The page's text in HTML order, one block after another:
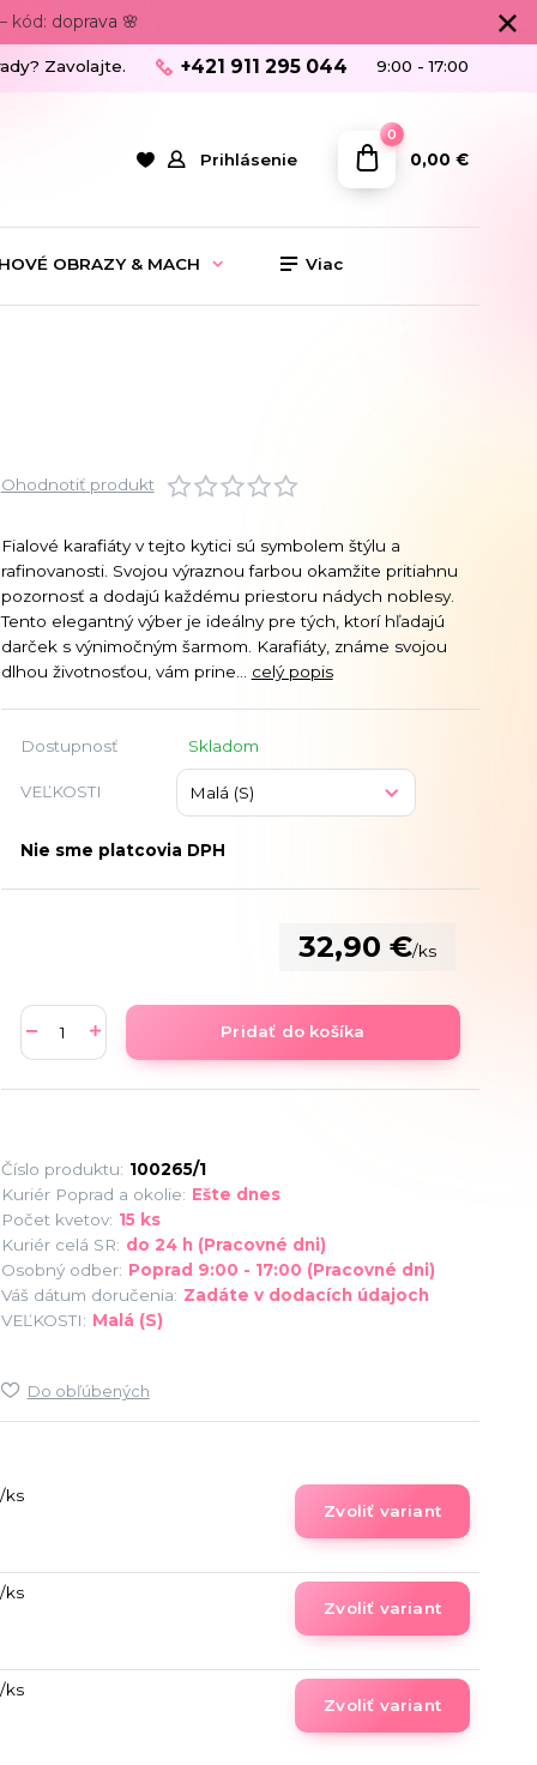
kód: doprava 🌸
Prihlásenie
Zavolajte. +421 911 295 044 9:00 - 17:00
0
0,00 €
OBRAZY & MACH Viac
Ohodnotiť produkt
Fialové karafiáty v tejto kytici sú symbolem štýlu a
rafinovanosti. Svojou výraznou farbou okamžite pritiahnu
pozornosť a dodajú každému priestoru nádych noblesy.
Tento elegantný výber je ideálny pre tých, ktorí hľadajú
darček s výnimočným šarmom. Karafiáty, známe svojou
dlhou životnosťou, vám prine... celý popis
Dostupnosť Skladom
VEĽKOSTI
Nie sme platcovia DPH
32,90 €/ks
Pridať do košíka
Číslo produktu: 100265/1
Kuriér Poprad a okolie: Ešte dnes
Počet kvetov: 15 ks
Kuriér celá SR: do 24 h (Pracovné dni)
Osobný odber: Poprad 9:00 - 17:00 (Pracovné dni)
Váš dátum doručenia: Zadáte v dodacích údajoch
VEĽKOSTI: Malá (S)
Do obľúbených
/ks
Zvoliť variant
/ks
Zvoliť variant
/ks
Zvoliť variant